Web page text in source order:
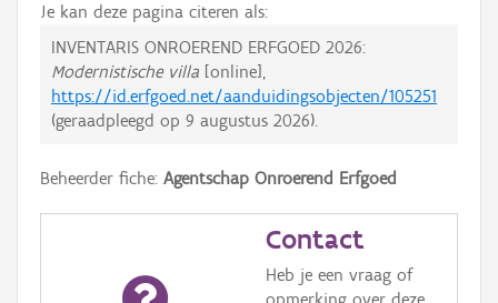
Je kan deze pagina citeren als:
INVENTARIS ONROEREND ERFGOED 2026:
Modernistische villa [online],
https://id.erfgoed.net/aanduidingsobjecten/105251
(geraadpleegd op 9 augustus 2026).
Beheerder fiche: Agentschap Onroerend Erfgoed
Contact
Heb je een vraag of